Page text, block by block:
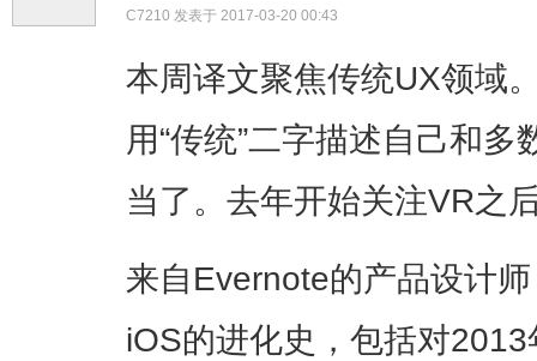
C7210 发表于 2017-03-20 00:43
本周译文聚焦传统UX领域
用“传统”二字描述自己和
当了。去年开始关注VR之
来自Evernote的产品设计
iOS的进化史，包括对